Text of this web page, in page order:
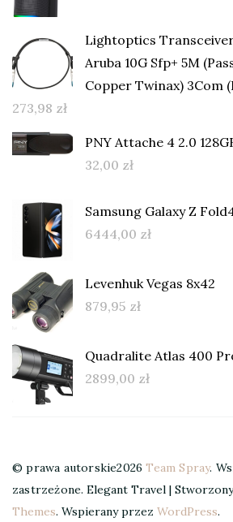
Lightoptics
Aruba 10G Sfp+ 5M
Copper Twinax) 3Com
273,98 zł
PNY Attache 4 2.0
32,00 zł
Samsung Galaxy Z
6444,00 zł
Levenhuk Vegas 8x42
879,95 zł
Quadralite Atlas 400
2899,00 zł
© prawa autorskie2026Team Spray.
zastrzeżone. Elegant Travel |
Themes. Wspierany przez WordPress.